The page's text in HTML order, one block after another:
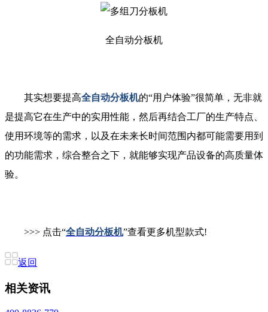
全自动分板机
其实想要提高全自动分板机的“用户体验”很简单，无非就
是提高它在生产中的实用性能，然后再结合工厂的生产特点、
使用环境等的需求，以及在未来长时间范围内都可能需要用到
的功能需求，综合整合之下，就能够实现产品设备的高质量体
验。
>>> 点击“全自动分板机”查看更多机型款式!
返回
相关资讯